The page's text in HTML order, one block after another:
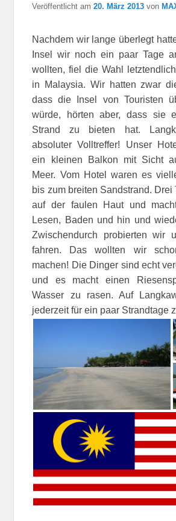
Veröffentlicht am20. März 2013 von
Nachdem wir lange überlegt
Insel wir noch ein paar Tage
wollten, fiel die Wahl
in Malaysia. Wir hatten zwar
dass die Insel von Touristen
würde, hörten aber, dass sie
Strand zu bieten hat.
absoluter Volltreffer! Unser
ein kleinen Balkon mit Sicht
Meer. Vom Hotel waren es
bis zum breiten Sandstrand. Drei
auf der faulen Haut und
Lesen, Baden und hin und
Zwischendurch probierten wir
fahren. Das wollten wir
machen! Die Dinger sind echt
und es macht einen
Wasser zu rasen. Auf
jederzeit für ein paar Strandtage